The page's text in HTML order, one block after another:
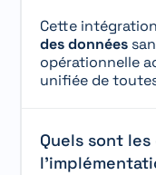
Cette
des données
opérationnelle
unifiée de
Quels sont